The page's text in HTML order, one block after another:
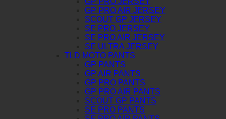
GP PRO AIR JERSEY
SCOUT GP JERSEY
SE PRO JERSEY
SE PRO AIR JERSEY
SE ULTRA JERSEY
TLD MOTO PANTS
GP PANTS
GP AIR PANTS
GP PRO PANTS
GP PRO AIR PANTS
SCOUT GP PANTS
SE PRO PANTS